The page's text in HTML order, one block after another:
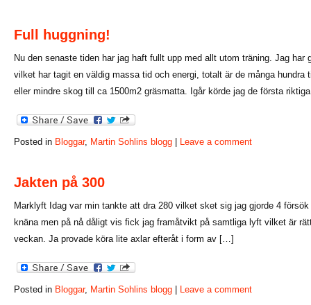
Full huggning!
Nu den senaste tiden har jag haft fullt upp med allt utom träning. Jag
vilket har tagit en väldig massa tid och energi, totalt är de många hundra
eller mindre skog till ca 1500m2 gräsmatta. Igår körde jag de första
Posted in Bloggar, Martin Sohlins blogg Leave a comment
Jakten på 300
Marklyft Idag var min tankte att dra 280 vilket sket sig jag gjorde 4
knäna men på nå dåligt vis fick jag framåtvikt på samtliga lyft vilket är
veckan. Ja provade köra lite axlar efteråt i form av […]
Posted in Bloggar, Martin Sohlins blogg Leave a comment